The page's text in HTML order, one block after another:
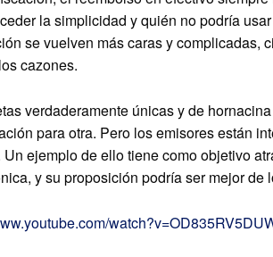
la simplicidad y quién no podría
se vuelven más caras y complicadas,
cazones.
verdaderamente únicas y de
para otra. Pero los emisores están
ejemplo de ello tiene como objetivo
y su proposición podría ser mejor de